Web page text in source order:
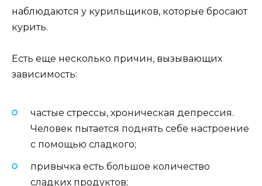
наблюдаются у курильщиков, которые бросают
курить.
Есть еще несколько причин, вызывающих
зависимость:
частые стрессы, хроническая депрессия.
Человек пытается поднять себе настроение
с помощью сладкого;
привычка есть большое количество
сладких продуктов;